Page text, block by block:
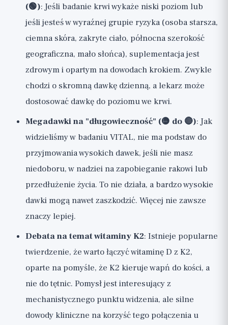
(🟢): Jeśli badanie krwi wykaże niski poziom lub
jeśli jesteś w wyraźnej grupie ryzyka (osoba starsza,
ciemna skóra, zakryte ciało, północna szerokość
geograficzna, mało słońca), suplementacja jest
zdrowym i opartym na dowodach krokiem. Zwykle
chodzi o skromną dawkę dzienną, a lekarz może
dostosować dawkę do poziomu we krwi.
Megadawki na "długowieczność" (🟡 do 🔴): Jak
widzieliśmy w badaniu VITAL, nie ma podstaw do
przyjmowania wysokich dawek, jeśli nie masz
niedoboru, w nadziei na zapobieganie rakowi lub
przedłużenie życia. To nie działa, a bardzo wysokie
dawki mogą nawet zaszkodzić. Więcej nie zawsze
znaczy lepiej.
Debata na temat witaminy K2: Istnieje popularne
twierdzenie, że warto łączyć witaminę D z K2,
oparte na pomyśle, że K2 kieruje wapń do kości, a
nie do tętnic. Pomysł jest interesujący z
mechanistycznego punktu widzenia, ale silne
dowody kliniczne na korzyść tego połączenia u